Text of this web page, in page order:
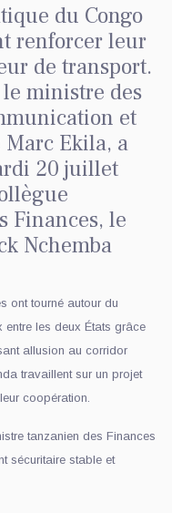
du Congo
renforcer leur
de transport.
ministre des
et
Ekila, a
20 juillet
Finances, le
Nchemba
ont tourné autour du
entre les deux États grâce
allusion au corridor
travaillent sur un projet
coopération.
tanzanien des Finances
sécuritaire stable et